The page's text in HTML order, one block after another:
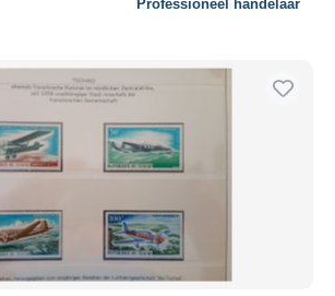
Professioneel handelaar